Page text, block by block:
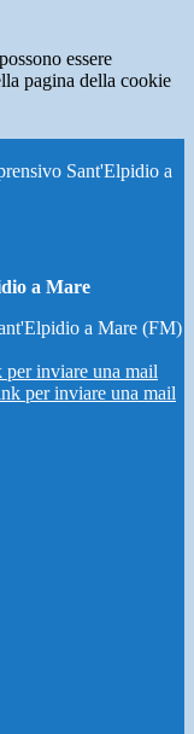
essere
pagina della cookie
Sant'Elpidio a
a Mare
a Mare (FM)
inviare una mail
per inviare una mail